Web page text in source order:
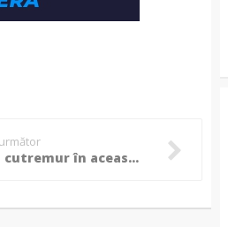
Un nou cutremur în această dimineață în zona Vrancea